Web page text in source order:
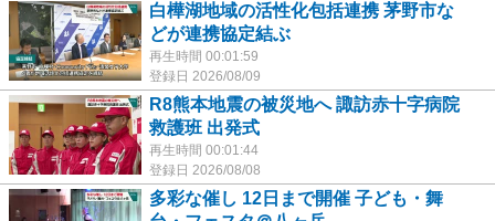
白樺湖地域の活性化包括連携 茅野市な
どが連携協定結ぶ
再生時間 00:01:59
登録日 2026/08/09
R8熊本地震の被災地へ 諏訪赤十字病院
救護班 出発式
再生時間 00:01:44
登録日 2026/08/08
多彩な催し 12日まで開催 子ども・舞